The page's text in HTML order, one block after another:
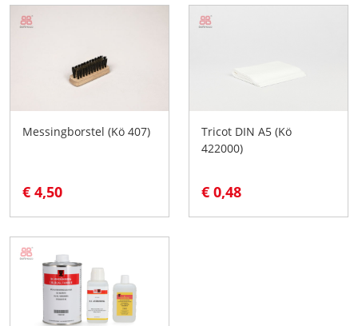
Messingborstel (Kö 407)
€ 4,50
Tricot DIN A5 (Kö
422000)
€ 0,48